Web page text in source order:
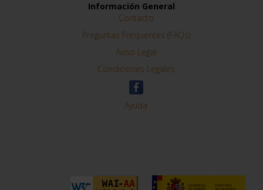
Información General
Contacto
Preguntas Frequentes (FAQs)
Aviso Legal
Condiciones Legales
Ayuda